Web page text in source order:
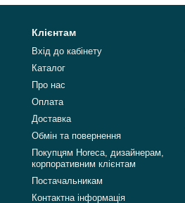
Клієнтам
Вхід до кабінету
Каталог
Про нас
Оплата
Доставка
Обмін та повернення
Покупцям Horeca, дизайнерам,
корпоративним клієнтам
Постачальникам
Контактна інформація